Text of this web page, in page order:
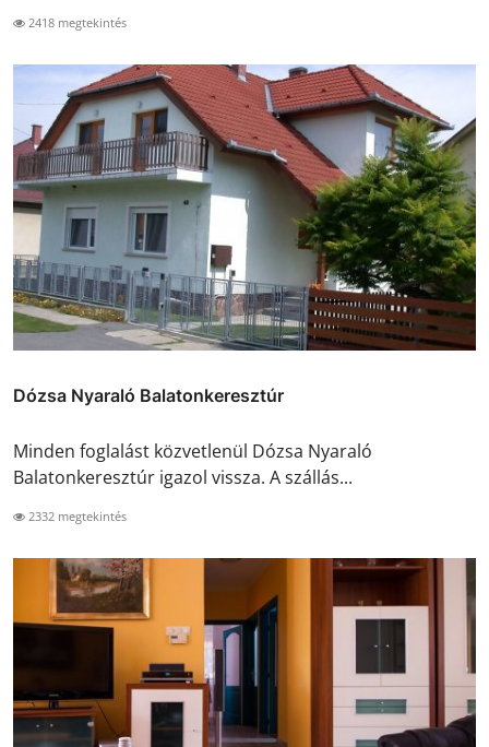
2418 megtekintés
Dózsa Nyaraló Balatonkeresztúr
Minden foglalást közvetlenül Dózsa Nyaraló
Balatonkeresztúr igazol vissza. A szállás...
2332 megtekintés